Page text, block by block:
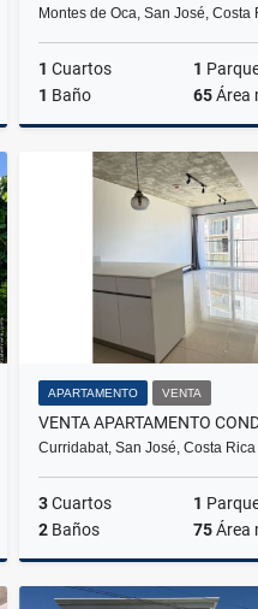
Montes de Oca, San José, Costa
1 Cuartos 1
1 Baño 65Área
APARTAMENTO VENTA
Curridabat, San José, Costa Rica
3Cuartos 1
2Baños 75Área